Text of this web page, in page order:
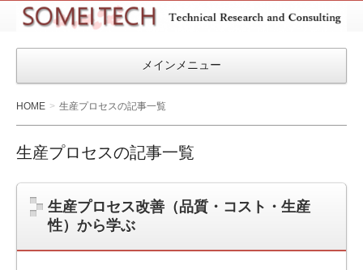
SOMEITEC
メインメニュー
HOME 生産プロセスの記事一覧
生産プロセスの記事一覧
生産プロセス改善（品質・コスト・生産
性）から学ぶ